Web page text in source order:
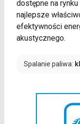
dostępne na
najlepsze
efektywności
akustycznego.
Spalanie paliwa: